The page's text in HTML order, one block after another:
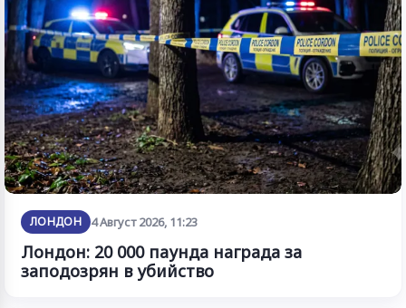
ЛОНДОН 4 Август 2026, 11:23
Лондон: 20 000 паунда награда за
заподозрян в убийство